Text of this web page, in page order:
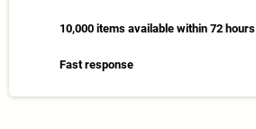
10,000 items available within 72 hours
Fast response